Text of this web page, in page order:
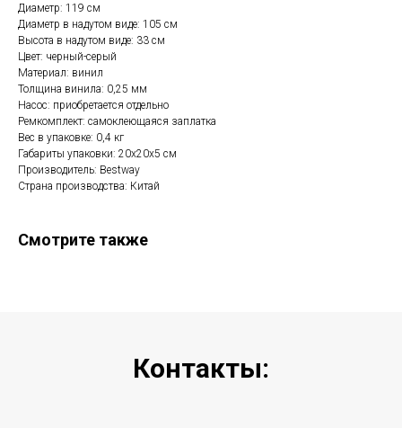
Диаметр: 119 см
Диаметр в надутом виде: 105 см
Высота в надутом виде: 33 см
Цвет: черный-серый
Материал: винил
Толщина винила: 0,25 мм
Насос: приобретается отдельно
Ремкомплект: самоклеющаяся заплатка
Вес в упаковке: 0,4 кг
Габариты упаковки: 20х20х5 см
Производитель: Bestway
Страна производства: Китай
Смотрите также
Контакты: